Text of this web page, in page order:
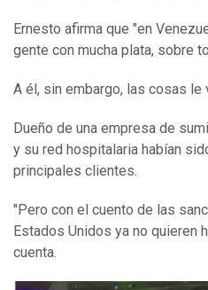
Ernesto afirma que "en
gente con mucha plata, sobre
A él, sin embargo, las cosas le
Dueño de una empresa de
y su red hospitalaria habían
principales clientes.
"Pero con el cuento de las
Estados Unidos ya no quieren
cuenta.